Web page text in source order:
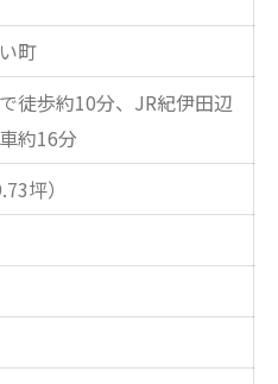
町
徒歩約10分、JR紀伊田辺
約16分
坪）